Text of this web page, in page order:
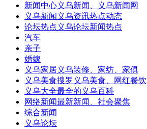
新闻中心义乌新闻、义乌新闻网
义乌新闻 义乌资讯热点动态
论坛热点 义乌论坛新闻热点
汽车
亲子
婚嫁
义乌家居义乌装修、家纺、家俱
义乌美食搜罗义乌美食、网红餐饮
义乌大全最全的义乌百科
网络新闻最新新闻、社会聚焦
综合新闻
义乌论坛